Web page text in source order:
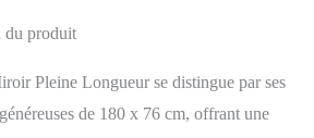
sera reflétée de
dans le miroir Grand
du produit
Pleine Longueur se distingue par ses
de 180 x 76 cm, offrant une